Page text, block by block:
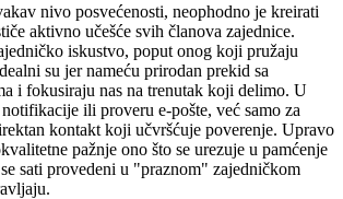
nivo posvećenosti, neophodno je kreirati
aktivno učešće svih članova zajednice.
iskustvo, poput onog koji pružaju
su jer nameću prirodan prekid sa
i fokusiraju nas na trenutak koji delimo. U
ili proveru e-pošte, već samo za
kontakt koji učvršćuje poverenje. Upravo
pažnje ono što se urezuje u pamćenje
sati provedeni u "praznom" zajedničkom